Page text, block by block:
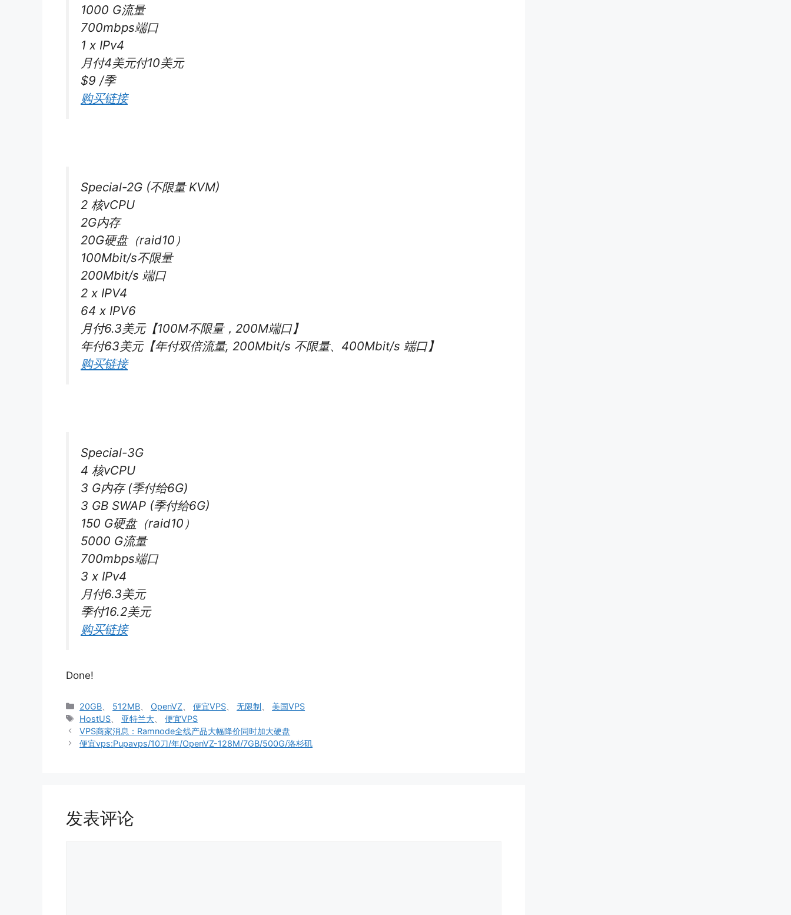
1000 G流量
700mbps端口
1 x IPv4
月付4美元付10美元
$9 /季
购买链接
Special-2G (不限量 KVM)
2 核vCPU
2G内存
20G硬盘（raid10）
100Mbit/s不限量
200Mbit/s 端口
2 x IPV4
64 x IPV6
月付6.3美元【100M不限量，200M端口】
年付63美元【年付双倍流量, 200Mbit/s 不限量、400Mbit/s 端口】
购买链接
Special-3G
4 核vCPU
3 G内存 (季付给6G)
3 GB SWAP (季付给6G)
150 G硬盘（raid10）
5000 G流量
700mbps端口
3 x IPv4
月付6.3美元
季付16.2美元
购买链接
Done!
分
类
20GB 512MB OpenVZ 、便宜VPS 、无限制
美国VPS
标
签
HostUS 亚特兰大 、便宜VPS
VPS商家消息：Ramnode全线产品大幅降价同时加大硬盘
便宜vps:Pupavps/10刀/年/OpenVZ-128M/7GB/500G/洛杉矶
发表评论